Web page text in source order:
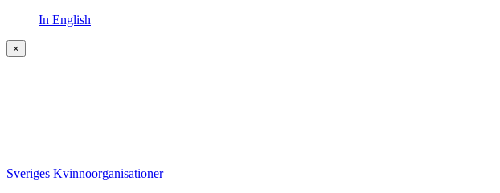
In English
×
Sveriges Kvinnoorganisationer